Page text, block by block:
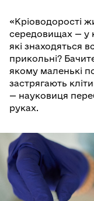
«Кріоводорості
середовищах — у
які знаходяться
прикольні?
якому маленькі
застрягають
— науковиця
руках.